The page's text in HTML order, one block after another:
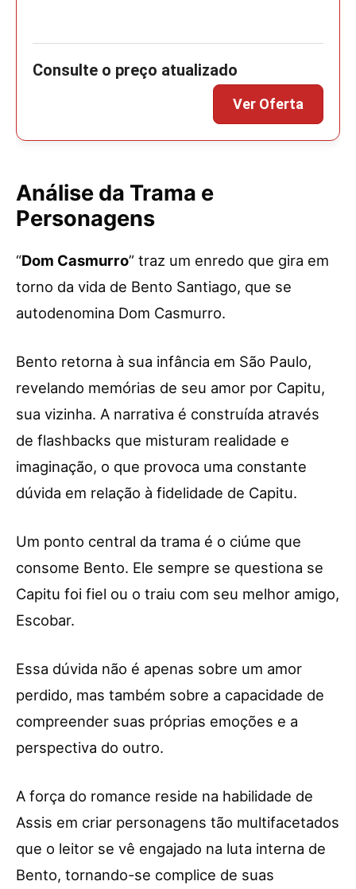
Análise da Trama e
Personagens
“Dom Casmurro” traz um enredo que gira em
torno da vida de Bento Santiago, que se
autodenomina Dom Casmurro.
Bento retorna à sua infância em São Paulo,
revelando memórias de seu amor por Capitu,
sua vizinha. A narrativa é construída através
de flashbacks que misturam realidade e
imaginação, o que provoca uma constante
dúvida em relação à fidelidade de Capitu.
Um ponto central da trama é o ciúme que
consome Bento. Ele sempre se questiona se
Capitu foi fiel ou o traiu com seu melhor amigo,
Escobar.
Essa dúvida não é apenas sobre um amor
perdido, mas também sobre a capacidade de
compreender suas próprias emoções e a
perspectiva do outro.
A força do romance reside na habilidade de
Assis em criar personagens tão multifacetados
que o leitor se vê engajado na luta interna de
Bento, tornando-se complice de suas